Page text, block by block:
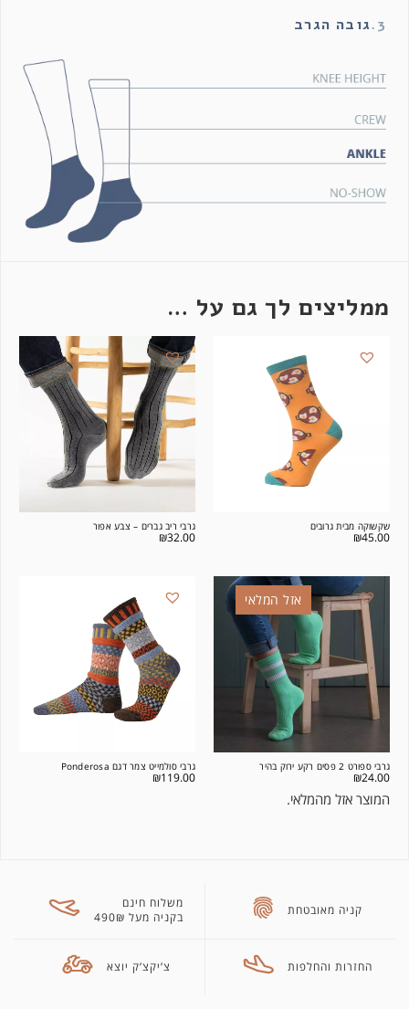
3. גובה הגרב
ממליצים לך גם על …
שקשוקה מבית גרובים
₪45.00
גרבי ריב גברים – צבע אפור
₪32.00
אזל המלאי
גרבי ספורט 2 פסים רקע ירוק בהיר
₪24.00
המוצר אזל מהמלאי.
גרבי סולמייט צמר דגם Ponderosa
₪119.00
קניה מאובטחת
משלוח חינם
בקניה מעל 490₪
החזרות והחלפות צ’יקצ’ק יוצא